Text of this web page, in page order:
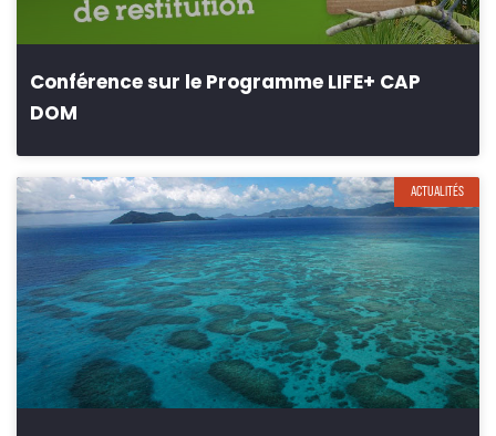
Conférence sur le Programme LIFE+ CAP
DOM
ACTUALITÉS